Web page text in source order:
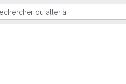
ou aller à…